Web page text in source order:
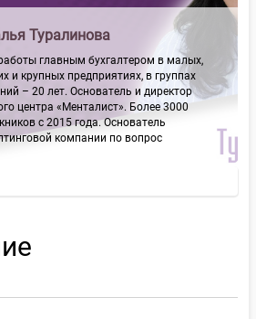
Туралинова
главным бухгалтером в малых,
и крупных предприятиях, в группах
– 20 лет. Основатель и директор
центра «Менталист». Более 3000
с 2015 года. Основатель
компании по вопрос